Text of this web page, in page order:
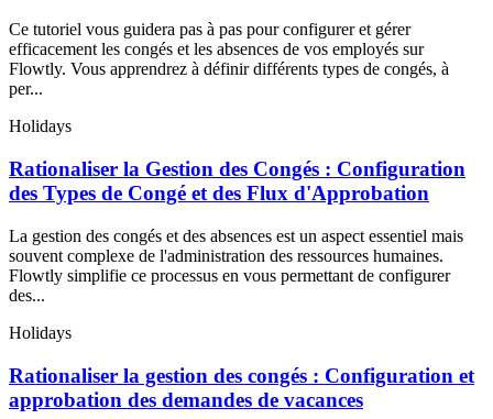
Ce tutoriel vous guidera pas à pas pour configurer et gérer
efficacement les congés et les absences de vos employés sur
Flowtly. Vous apprendrez à définir différents types de congés, à
per...
Holidays
Rationaliser la Gestion des Congés : Configuration
des Types de Congé et des Flux d'Approbation
La gestion des congés et des absences est un aspect essentiel mais
souvent complexe de l'administration des ressources humaines.
Flowtly simplifie ce processus en vous permettant de configurer
des...
Holidays
Rationaliser la gestion des congés : Configuration et
approbation des demandes de vacances